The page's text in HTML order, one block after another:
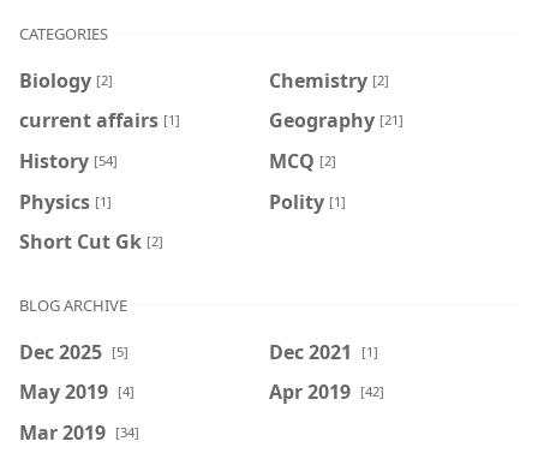
CATEGORIES
Biology [2] Chemistry [2]
current affairs [1] Geography [21]
History [54] MCQ [2]
Physics [1] Polity [1]
Short Cut Gk [2]
BLOG ARCHIVE
Dec 2025 [5] Dec 2021 [1]
May 2019 [4] Apr 2019 [42]
Mar 2019 [34]